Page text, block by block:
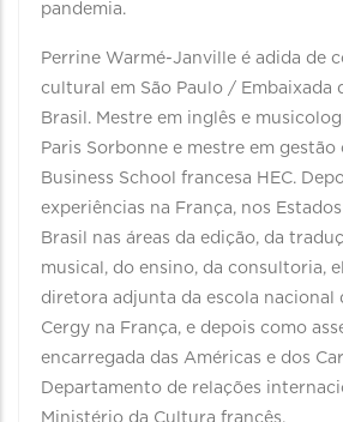
pandemia.
Perrine Warmé-Janville é adida de
cultural em São Paulo / Embaixada
Brasil. Mestre em inglês e
Paris Sorbonne e mestre em
Business School francesa HEC.
experiências na França, nos
Brasil nas áreas da edição, da
musical, do ensino, da consultoria,
diretora adjunta da escola nacional
Cergy na França, e depois como
encarregada das Américas e dos
Departamento de relações
Ministério da Cultura francês.